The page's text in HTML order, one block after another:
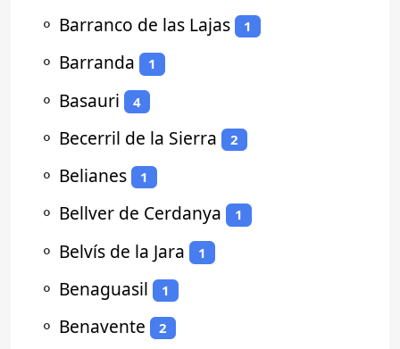
⚬ Barranco de las Lajas 1
⚬ Barranda 1
⚬ Basauri 4
⚬ Becerril de la Sierra 2
⚬ Belianes 1
⚬ Bellver de Cerdanya 1
⚬ Belvís de la Jara 1
⚬ Benaguasil 1
⚬ Benavente 2